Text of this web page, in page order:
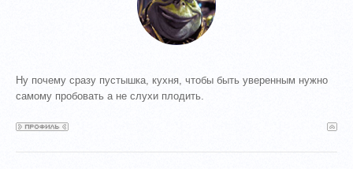
Ну почему сразу пустышка, кухня, чтобы быть уверенным нужно
самому пробовать а не слухи плодить.